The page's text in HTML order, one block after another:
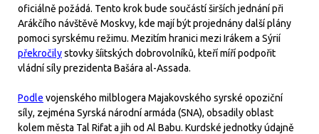
oficiálně požádá. Tento krok bude součástí širších jednání při
Arákčího návštěvě Moskvy, kde mají být projednány další plány
pomoci syrskému režimu. Mezitím hranici mezi Irákem a Sýrií
překročilystovky šíitských dobrovolníků, kteří míří podpořit
vládní síly prezidenta Bašára al-Assada.
Podle vojenského milblogera Majakovského syrské opoziční
síly, zejména Syrská národní armáda (SNA), obsadily oblast
kolem města Tal Rifat a jih od Al Babu. Kurdské jednotky údajně